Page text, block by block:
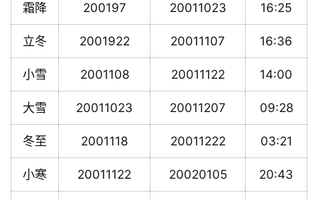
霜降 200197 20011023 16:25
立冬 2001922 20011107 16:36
小雪 2001108 20011122 14:00
大雪 20011023 20011207 09:28
冬至 2001118 20011222 03:21
小寒 20011122 20020105 20:43